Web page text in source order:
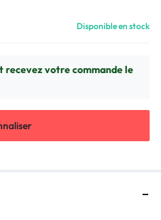
Disponible en stock
recevez votre commande le